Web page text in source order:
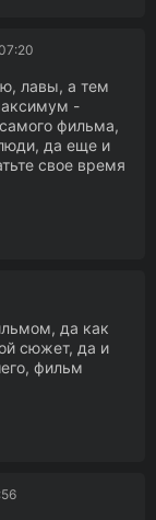
лавы, а тем
-
фильма,
да еще и
свое время
да как
сюжет, да и
фильм